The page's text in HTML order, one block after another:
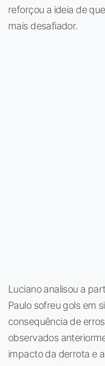
reforçou a ideia de
mais desafiador.
Luciano analisou a
Paulo sofreu gols em
consequência de
observados
impacto da derrota e